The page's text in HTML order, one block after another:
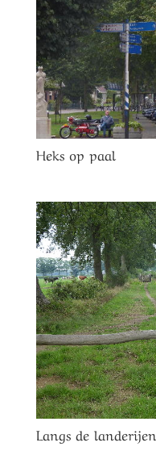
Heks op paal
Langs de landerijen